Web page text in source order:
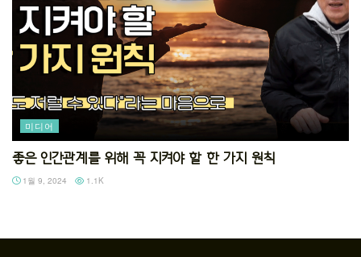
미디어
좋은 인간관계를 위해 꼭 지켜야 할 한 가지 원칙
1월 9, 2024 1.1K